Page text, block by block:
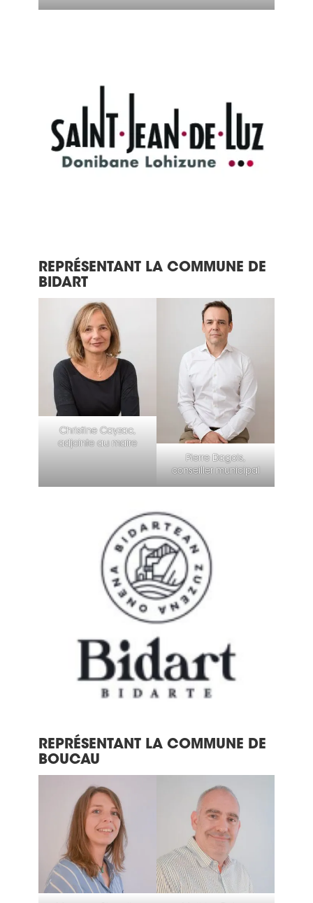
REPRÉSENTANT LA COMMUNE DE
BIDART
Christine Cayzac,
adjointe au maire
Pierre Dagois,
conseiller municipal
REPRÉSENTANT LA COMMUNE DE
BOUCAU